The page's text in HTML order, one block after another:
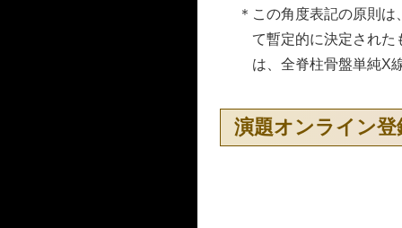
＊この角度表記の原則
て暫定的に決定され
は、全脊柱骨盤単純X
演題オンライン登